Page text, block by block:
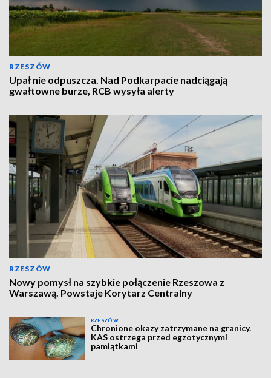
RZESZÓW
Upał nie odpuszcza. Nad Podkarpacie nadciągają
gwałtowne burze, RCB wysyła alerty
RZESZÓW
Nowy pomysł na szybkie połączenie Rzeszowa z
Warszawą. Powstaje Korytarz Centralny
RZESZÓW
Chronione okazy zatrzymane na granicy.
KAS ostrzega przed egzotycznymi
pamiątkami